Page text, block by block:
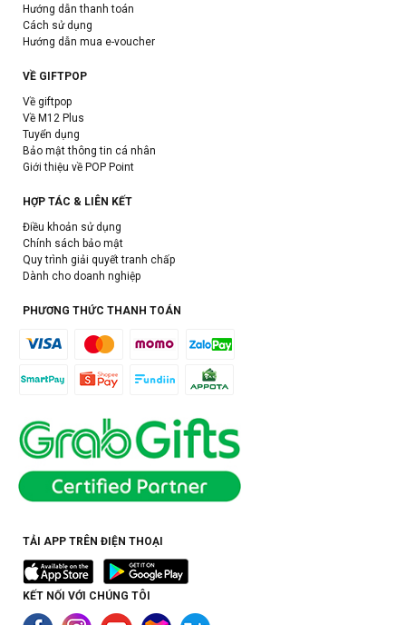
Hướng dẫn thanh toán
Cách sử dụng
Hướng dẫn mua e-voucher
VỀ GIFTPOP
Về giftpop
Về M12 Plus
Tuyển dụng
Bảo mật thông tin cá nhân
Giới thiệu về POP Point
HỢP TÁC & LIÊN KẾT
Điều khoản sử dụng
Chính sách bảo mật
Quy trình giải quyết tranh chấp
Dành cho doanh nghiệp
PHƯƠNG THỨC THANH TOÁN
TẢI APP TRÊN ĐIỆN THOẠI
KẾT NỐI VỚI CHÚNG TÔI